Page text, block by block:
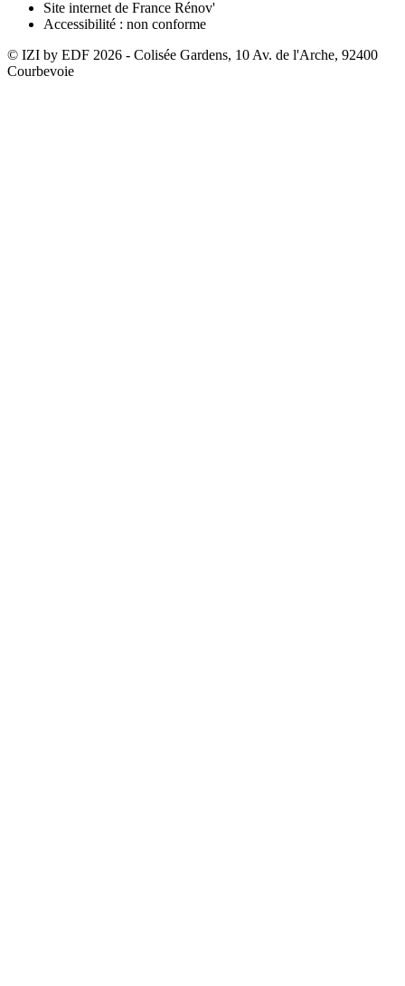
Site internet de France Rénov'
Accessibilité : non conforme
© IZI by EDF 2026 - Colisée Gardens, 10 Av. de l'Arche, 92400
Courbevoie